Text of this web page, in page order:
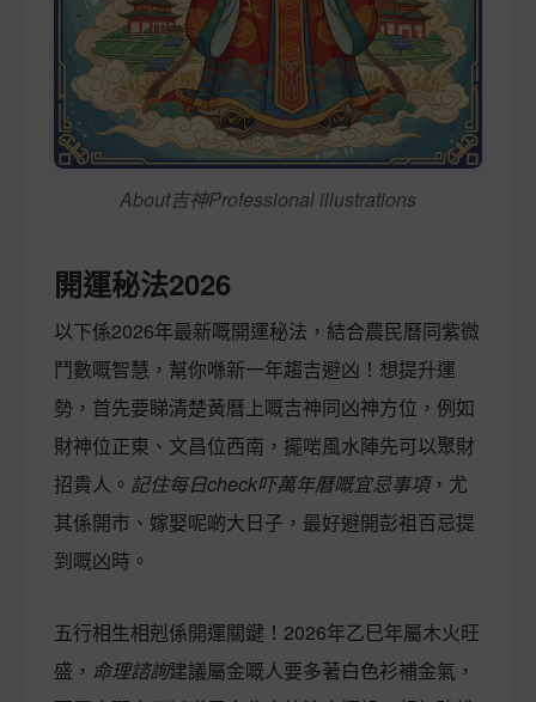
About吉神Professional illustrations
開運秘法2026
以下係2026年最新嘅開運秘法，結合農民曆同紫微
鬥數嘅智慧，幫你喺新一年趨吉避凶！想提升運
勢，首先要睇清楚黃曆上嘅吉神同凶神方位，例如
財神位正東、文昌位西南，擺啱風水陣先可以聚財
招貴人。 記住每日check吓萬年曆嘅宜忌事項，尤
其係開市、嫁娶呢啲大日子，最好避開彭祖百忌提
到嘅凶時。
五行相生相剋係開運關鍵！2026年乙巳年屬木火旺
盛， 命理諮詢建議屬金嘅人要多著白色衫補金氣，